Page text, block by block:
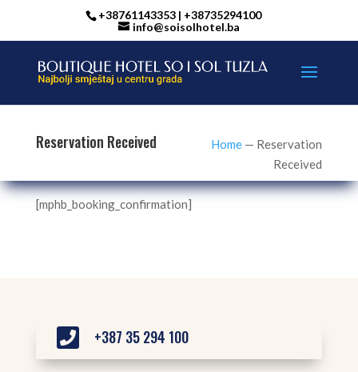
+38761143353 | +38735294100
info@soisolhotel.ba
Reservation Received Home — Reservation
Received
[mphb_booking_confirmation]
 +387 35 294 100